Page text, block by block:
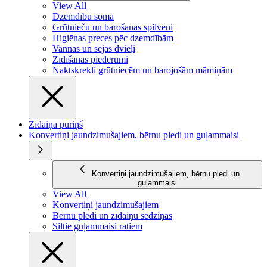
View All
Dzemdību soma
Grūtnieču un barošanas spilveni
Higiēnas preces pēc dzemdībām
Vannas un sejas dvieļi
Zīdīšanas piederumi
Naktskrekli grūtniecēm un barojošām māmiņām
Zīdaiņa pūriņš
Konvertiņi jaundzimušajiem, bērnu pledi un guļammaisi
Konvertiņi jaundzimušajiem, bērnu pledi un
guļammaisi
View All
Konvertiņi jaundzimušajiem
Bērnu pledi un zīdaiņu sedziņas
Siltie guļammaisi ratiem